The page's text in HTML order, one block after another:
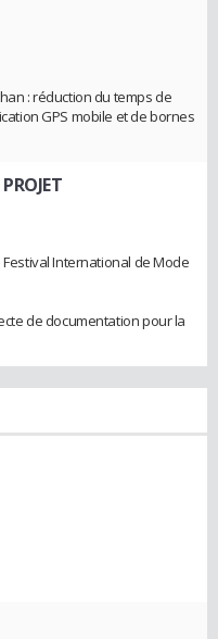
: réduction du temps de
GPS mobile et de bornes
International de Mode
de documentation pour la